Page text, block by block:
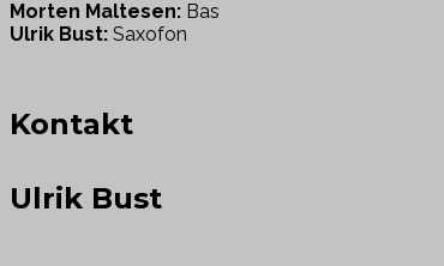
Morten Maltesen: Bas
Ulrik Bust: Saxofon
Kontakt
Ulrik Bust